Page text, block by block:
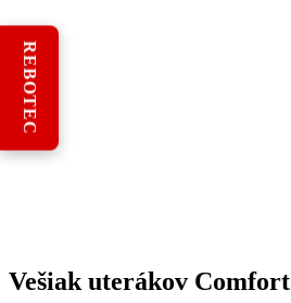
Vešiak uterákov Comfort
REBOTEC